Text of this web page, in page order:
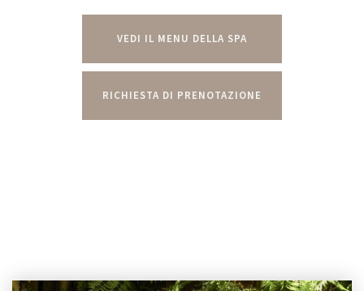
VEDI IL MENU DELLA SPA
RICHIESTA DI PRENOTAZIONE